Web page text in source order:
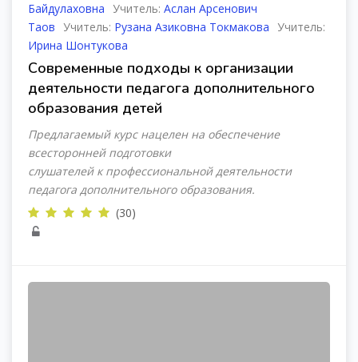
Байдулаховна Учитель: Аслан Арсенович
Таов Учитель: Рузана Азиковна Токмакова Учитель:
Ирина Шонтукова
Современные подходы к организации
деятельности педагога дополнительного
образования детей
Предлагаемый курс нацелен на обеспечение
всесторонней подготовки
слушателей к профессиональной деятельности
педагога дополнительного образования.
(30)